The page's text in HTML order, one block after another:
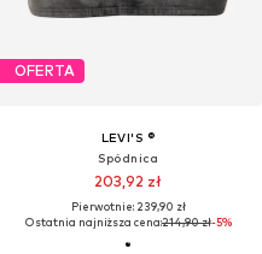
OFERTA
LEVI'S ®
Spódnica
203,92 zł
Pierwotnie: 239,90 zł
Ostatnia najniższa cena:214,90 zł-5%